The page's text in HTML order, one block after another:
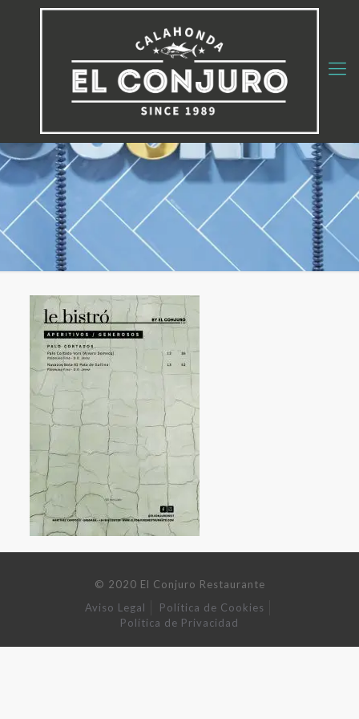
© 2020 El Conjuro Restaurante
Aviso Legal
Política de Cookies
Política de Privacidad